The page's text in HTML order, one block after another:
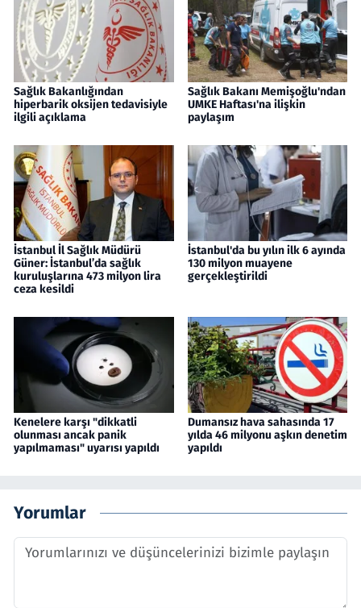
Sağlık Bakanlığından
hiperbarik oksijen tedavisiyle
ilgili açıklama
Sağlık Bakanı Memişoğlu'ndan
UMKE Haftası'na ilişkin
paylaşım
İstanbul İl Sağlık Müdürü
Güner: İstanbul’da sağlık
kuruluşlarına 473 milyon lira
ceza kesildi
İstanbul'da bu yılın ilk 6 ayında
130 milyon muayene
gerçekleştirildi
Kenelere karşı "dikkatli
olunması ancak panik
yapılmaması" uyarısı yapıldı
Dumansız hava sahasında 17
yılda 46 milyonu aşkın denetim
yapıldı
Yorumlar